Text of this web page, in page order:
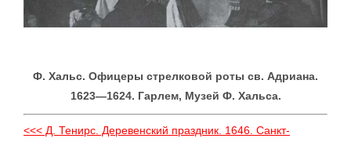
Ф. Xальс. Офицеры стрелковой роты св. Адриана.
1623—1624. Гарлем, Музей Ф. Хальса.
<<< Д. Тенирс. Деревенский праздник. 1646. Санкт-